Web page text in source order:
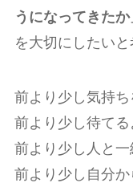
うになってきたか
を大切にしたいと
前より少し気持ち
前より少し待てる
前より少し人と一
前より少し自分か